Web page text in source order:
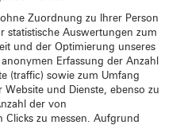
Zuordnung zu Ihrer Person
statistische Auswertungen zum
und der Optimierung unseres
Erfassung der Anzahl
(traffic) sowie zum Umfang
und Dienste, ebenso zu
der von
Clicks zu messen. Aufgrund